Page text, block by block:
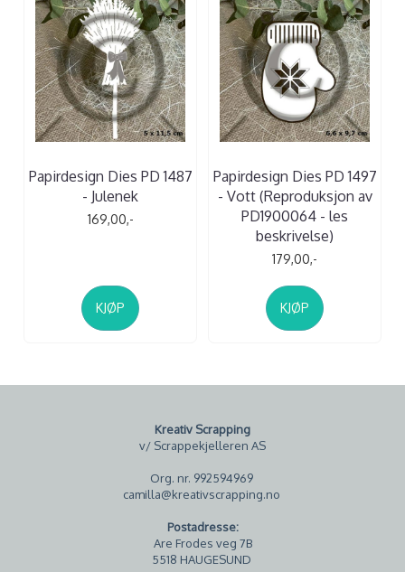
Papirdesign Dies PD 1487
- Julenek
169,00,-
KJØP
Papirdesign Dies PD 1497
- Vott (Reproduksjon av
PD1900064 - les
beskrivelse)
179,00,-
KJØP
Kreativ Scrapping
v/ Scrappekjelleren AS
Org. nr. 992594969
camilla@kreativscrapping.no
Postadresse:
Are Frodes veg 7B
5518 HAUGESUND